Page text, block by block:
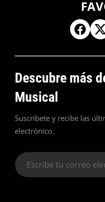
Descubre más
Musical
Suscríbete y recibe las
electrónico.
Escribe
tu